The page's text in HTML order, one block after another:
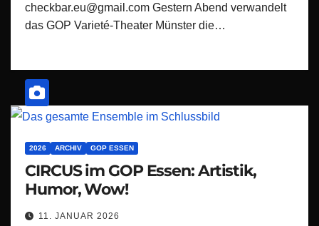
checkbar.eu@gmail.com Gestern Abend verwandelt
das GOP Varieté-Theater Münster die…
2026 ARCHIV GOP ESSEN
CIRCUS im GOP Essen: Artistik,
Humor, Wow!
11. JANUAR 2026